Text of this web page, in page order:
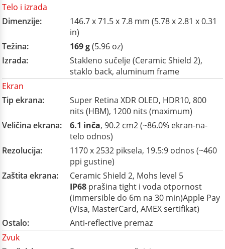
Telo i izrada
Dimenzije:
146.7 x 71.5 x 7.8 mm (5.78 x 2.81 x 0.31
in)
Težina:
169 g(5.96 oz)
Izrada:
Stakleno sučelje (Ceramic Shield 2),
staklo back, aluminum frame
Ekran
Tip ekrana:
Super Retina XDR OLED, HDR10, 800
nits (HBM), 1200 nits (maximum)
Veličina ekrana:
6.1 inča, 90.2 cm2 (~86.0% ekran-na-
telo odnos)
Rezolucija:
1170 x 2532 piksela, 19.5:9 odnos (~460
ppi gustine)
Zaštita ekrana:
Ceramic Shield 2, Mohs level 5
IP68 prašina tight i voda otpornost
(immersible do 6m na 30 min)Apple Pay
(Visa, MasterCard, AMEX sertifikat)
Ostalo:
Anti-reflective premaz
Zvuk